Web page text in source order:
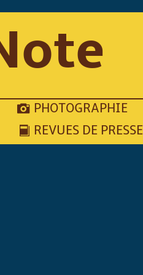
PHOTOGRAPHIE
REVUES DE PRESSE